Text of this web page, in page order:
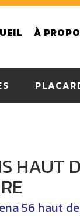
À
HAUT
56 haut